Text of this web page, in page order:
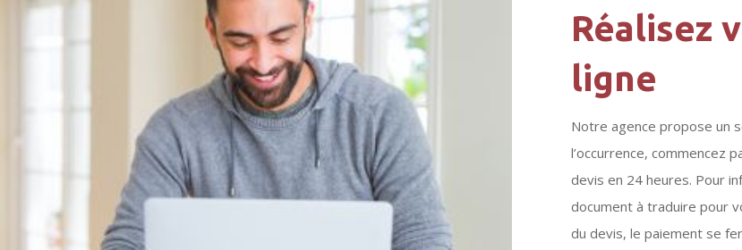
Réalisez
ligne
Notre agence propose un
l’occurrence, commencez
devis en 24 heures. Pour
document à traduire pour
du devis, le paiement se